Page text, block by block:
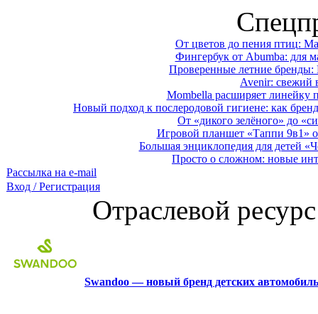
От цветов до пения птиц:
Фингербук от Abumba: для
Проверенные летние
Avenir: свежий
Mombella расширяет линейку
Новый подход к послеродовой гигиене: как
От «дикого зелёного» до
Игровой планшет «Таппи 9в1»
Большая энциклопедия для детей
Просто о сложном: новые
Рассылка на e-mail
Вход / Регистрация
Отраслевой
Swandoo — новый бренд детских